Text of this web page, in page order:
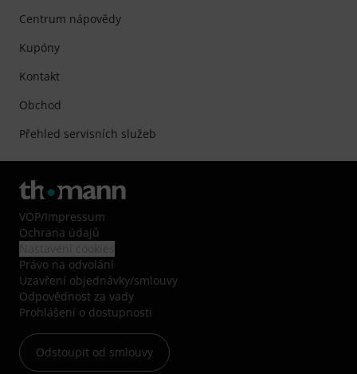
Centrum nápovědy
Kupóny
Kontakt
Obchod
Přehled servisních služeb
VOP/Impressum
Ochrana údajů
Právo na odvolání
Uzavření objednávky/smlouvy
Odpovědnost za vady
Prohlášení o dostupnosti
Odstoupit od smlouvy